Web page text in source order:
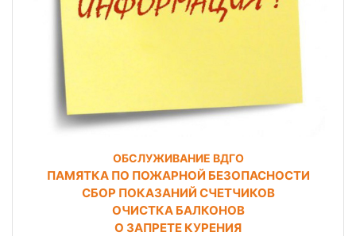
ОБСЛУЖИВАНИЕ ВДГО
ПАМЯТКА ПО ПОЖАРНОЙ БЕЗОПАСНОСТИ
СБОР ПОКАЗАНИЙ СЧЕТЧИКОВ
ОЧИСТКА БАЛКОНОВ
О ЗАПРЕТЕ КУРЕНИЯ